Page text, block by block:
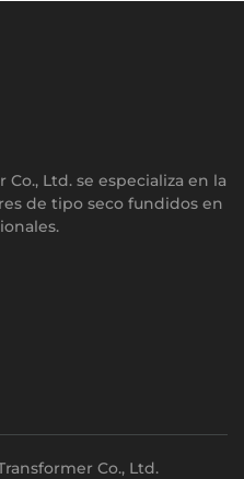
Ltd. se especializa en la
de tipo seco fundidos en
Co., Ltd.